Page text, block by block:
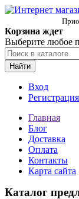
Корзина ждет
Выберите любое
Найти
Вход
Регистрация
Главная
Блог
Доставка
Оплата
Контакты
Карта сайта
Каталог